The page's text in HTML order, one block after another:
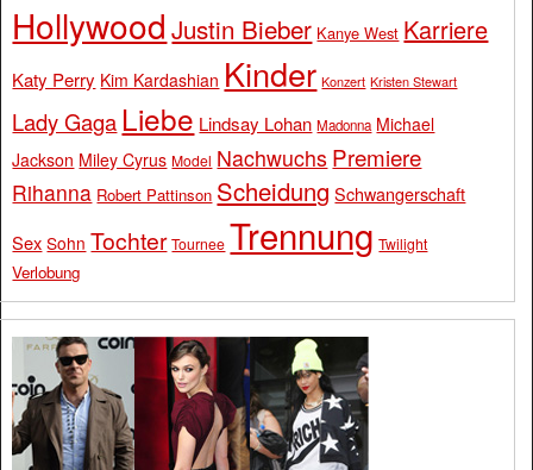
Hollywood Justin Bieber Kanye West Karriere
Katy Perry Kim Kardashian Kinder Konzert Kristen Stewart
Lady Gaga Liebe Lindsay Lohan Madonna Michael
Jackson Miley Cyrus Model Nachwuchs Premiere
Rihanna Robert Pattinson Scheidung Schwangerschaft
Sex Sohn Tochter Tournee Trennung Twilight
Verlobung